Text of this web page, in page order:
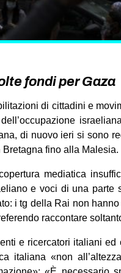
fondi per Gaza
di cittadini e
di nuovo ieri si sono
fino alla Malesia.
mediatica
e voci di una parte
i tg della Rai non
raccontare
e ricercatori italiani ed
italiana «non